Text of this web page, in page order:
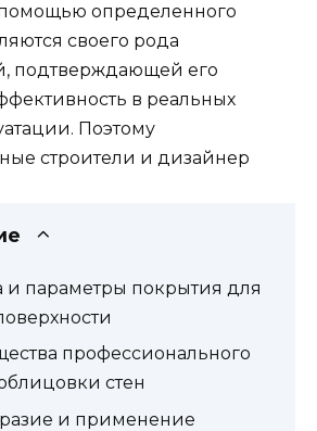
определенного
своего рода
подтверждающей его
в реальных
Поэтому
строители и дизайнер
и параметры покрытия для
профессионального
стен
и применение